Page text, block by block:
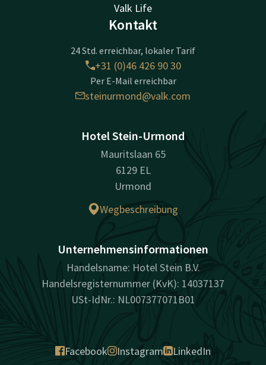
Valk Life
Kontakt
24 Std. erreichbar, lokaler Tarif
+31 (0)46 426 90 30
Per E-Mail erreichbar
steinurmond@valk.com
Hotel Stein-Urmond
Mauritslaan 65
6129 EL
Urmond
Wegbeschreibung
Unternehmensinformationen
Handelsname: Hotel Stein B.V.
Handelsregisternummer (KvK): 14037137
USt-IdNr.: NL007377071B01
Facebook Instagram LinkedIn